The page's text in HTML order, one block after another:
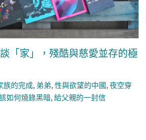
「家」，殘酷與慈愛並存的極
族的完成,弟弟,性與欲望的中國,夜空穿
如何燒錄黑暗,給父親的一封信